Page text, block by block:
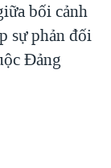
bối cảnh
sự phản đối
Đảng